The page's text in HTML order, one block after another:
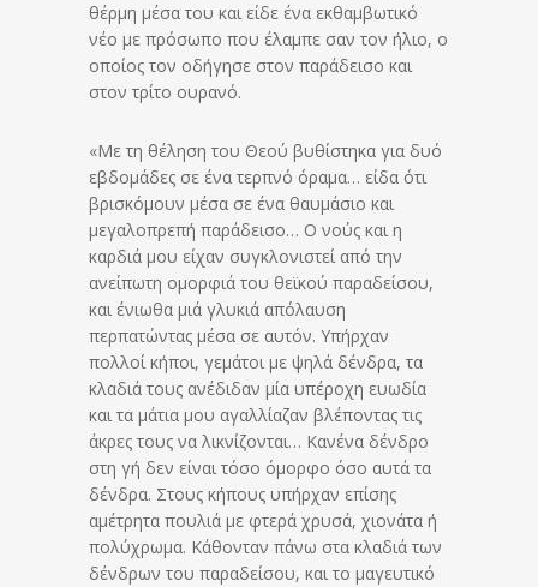
θέρμη μέσα του και είδε ένα εκθαμβωτικό
νέο με πρόσωπο που έλαμπε σαν τον ήλιο, ο
οποίος τον οδήγησε στον παράδεισο και
στον τρίτο ουρανό.
«Με τη θέληση του Θεού βυθίστηκα για δυό
εβδομάδες σε ένα τερπνό όραμα… είδα ότι
βρισκόμουν μέσα σε ένα θαυμάσιο και
μεγαλοπρεπή παράδεισο… Ο νούς και η
καρδιά μου είχαν συγκλονιστεί από την
ανείπωτη ομορφιά του θεϊκού παραδείσου,
και ένιωθα μιά γλυκιά απόλαυση
περπατώντας μέσα σε αυτόν. Υπήρχαν
πολλοί κήποι, γεμάτοι με ψηλά δένδρα, τα
κλαδιά τους ανέδιδαν μία υπέροχη ευωδία
και τα μάτια μου αγαλλίαζαν βλέποντας τις
άκρες τους να λικνίζονται… Κανένα δένδρο
στη γή δεν είναι τόσο όμορφο όσο αυτά τα
δένδρα. Στους κήπους υπήρχαν επίσης
αμέτρητα πουλιά με φτερά χρυσά, χιονάτα ή
πολύχρωμα. Κάθονταν πάνω στα κλαδιά των
δένδρων του παραδείσου, και το μαγευτικό